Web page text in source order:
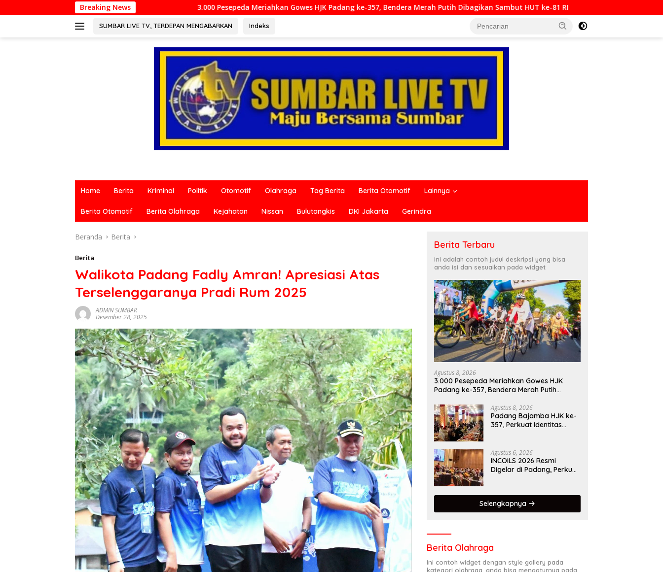
ke
Breaking News
3.000 Pesepeda Meriahkan Gowes HJK Padang ke-357, Bendera Merah Putih Dibagikan Sambut HUT ke-81 RI Padang Bajamba HJK ke-357, Perkuat
SUMBAR LIVE TV, TERDEPAN MENGABARKAN Indeks
terkini
berbagai
indonesia
dari
politik,
mapun
budaya
serta
berita
terbaru
lainnya
di
sumbar
tv
live
Home Berita Kriminal Politik Otomotif Olahraga Tag Berita Berita Otomotif Lainnya
Berita Otomotif Berita Olahraga Kejahatan Nissan Bulutangkis DKI Jakarta Gerindra
Beranda Berita
Berita
Walikota Padang Fadly Amran! Apresiasi Atas
Terselenggaranya Pradi Rum 2025
ADMIN SUMBAR
Desember 28, 2025
Berita Terbaru
Ini adalah contoh judul deskripsi yang bisa
anda isi dan sesuaikan pada widget
Agustus 8, 2026
3.000 Pesepeda Meriahkan Gowes HJK
Padang ke-357, Bendera Merah Putih
Agustus 8, 2026
Padang Bajamba HJK ke-
357, Perkuat Identitas
Agustus 6, 2026
INCOILS 2026 Resmi
Digelar di Padang, Perkuat
Selengkapnya
Berita Olahraga
Ini contoh widget dengan style gallery pada
kategori olahraga, anda bisa mengaturnya pada